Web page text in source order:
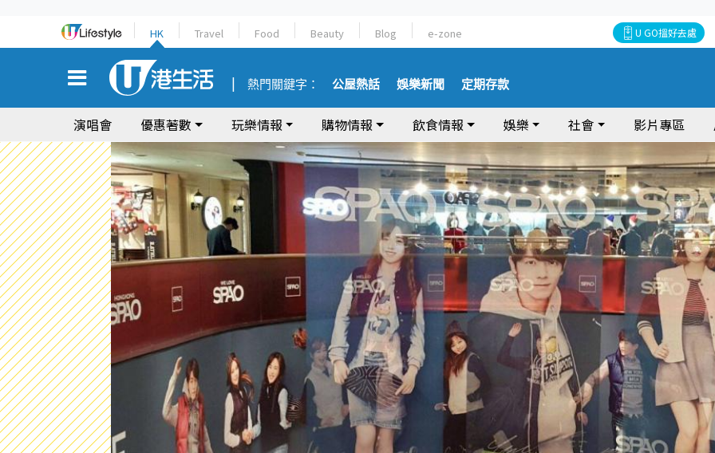
HK Travel Food Beauty Blog e-zone U GO搵好去處
熱門關鍵字： 公屋熱話 娛樂新聞 定期存款
演唱會 優惠著數 玩樂情報 購物情報 飲食情報 娛樂 社會 影片專區